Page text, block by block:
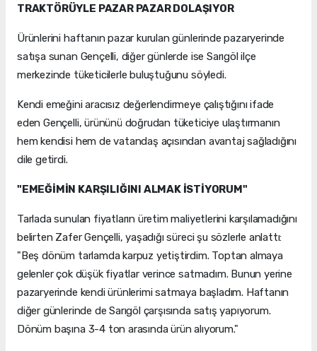
TRAKTÖRÜYLE PAZAR PAZAR DOLAŞIYOR
Ürünlerini haftanın pazar kurulan günlerinde pazaryerinde
satışa sunan Gençelli, diğer günlerde ise Sarıgöl ilçe
merkezinde tüketicilerle buluştuğunu söyledi.
Kendi emeğini aracısız değerlendirmeye çalıştığını ifade
eden Gençelli, ürününü doğrudan tüketiciye ulaştırmanın
hem kendisi hem de vatandaş açısından avantaj sağladığını
dile getirdi.
"EMEĞİMİN KARŞILIĞINI ALMAK İSTİYORUM"
Tarlada sunulan fiyatların üretim maliyetlerini karşılamadığını
belirten Zafer Gençelli, yaşadığı süreci şu sözlerle anlattı:
"Beş dönüm tarlamda karpuz yetiştirdim. Toptan almaya
gelenler çok düşük fiyatlar verince satmadım. Bunun yerine
pazaryerinde kendi ürünlerimi satmaya başladım. Haftanın
diğer günlerinde de Sarıgöl çarşısında satış yapıyorum.
Dönüm başına 3-4 ton arasında ürün alıyorum."